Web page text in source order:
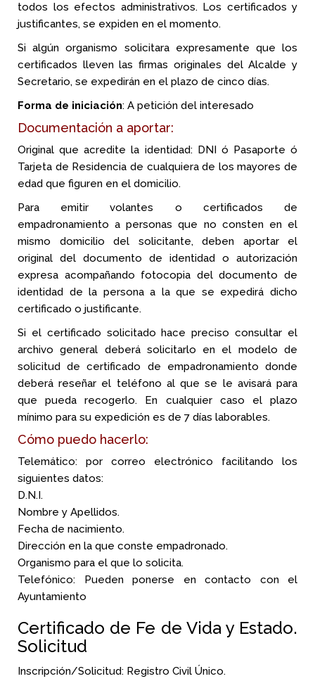
todos los efectos administrativos. Los certificados y
justificantes, se expiden en el momento.
Si algún organismo solicitara expresamente que los
certificados lleven las firmas originales del Alcalde y
Secretario, se expedirán en el plazo de cinco días.
Forma de iniciación: A petición del interesado
Documentación a aportar:
Original que acredite la identidad: DNI ó Pasaporte ó
Tarjeta de Residencia de cualquiera de los mayores de
edad que figuren en el domicilio.
Para emitir volantes o certificados de
empadronamiento a personas que no consten en el
mismo domicilio del solicitante, deben aportar el
original del documento de identidad o autorización
expresa acompañando fotocopia del documento de
identidad de la persona a la que se expedirá dicho
certificado o justificante.
Si el certificado solicitado hace preciso consultar el
archivo general deberá solicitarlo en el modelo de
solicitud de certificado de empadronamiento donde
deberá reseñar el teléfono al que se le avisará para
que pueda recogerlo. En cualquier caso el plazo
mínimo para su expedición es de 7 días laborables.
Cómo puedo hacerlo:
Telemático: por correo electrónico facilitando los
siguientes datos:
D.N.I.
Nombre y Apellidos.
Fecha de nacimiento.
Dirección en la que conste empadronado.
Organismo para el que lo solicita.
Telefónico: Pueden ponerse en contacto con el
Ayuntamiento
Certificado de Fe de Vida y Estado.
Solicitud
Inscripción/Solicitud: Registro Civil Único.